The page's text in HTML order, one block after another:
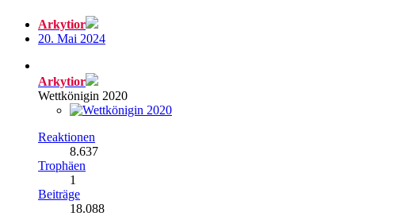
Arkytior
20. Mai 2024
Arkytior
Wettkönigin 2020
Reaktionen
8.637
Trophäen
1
Beiträge
18.088